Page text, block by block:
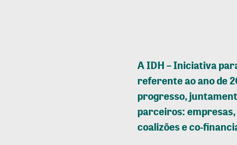
A IDH – Iniciativa
referente ao ano de
progresso,
parceiros:
coalizões e co-